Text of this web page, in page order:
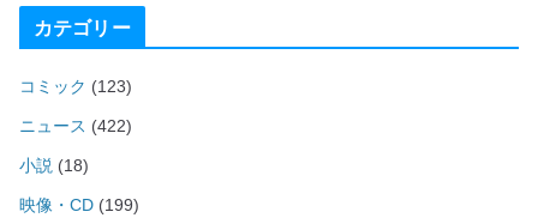
カテゴリー
コミック (123)
ニュース (422)
小説 (18)
映像・CD (199)